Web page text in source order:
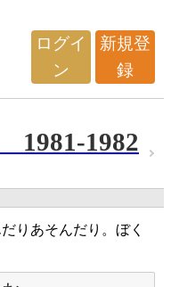
ログイ
ン
新規登
録
1981-1982
りあそんだり。ぼく